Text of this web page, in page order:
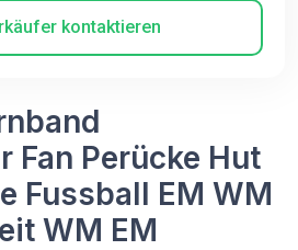
kontaktieren
Fan Perücke Hut
Fussball EM WM
WM EM